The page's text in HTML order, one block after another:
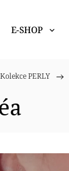
E-SHOP
Kolekce PERLY /